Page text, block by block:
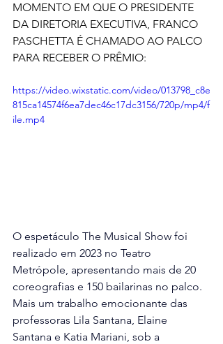
MOMENTO EM QUE O PRESIDENTE
DA DIRETORIA EXECUTIVA, FRANCO
PASCHETTA É CHAMADO AO PALCO
PARA RECEBER O PRÊMIO:
https://video.wixstatic.com/video/013798_c8e
815ca14574f6ea7dec46c17dc3156/720p/mp4/f
ile.mp4
O espetáculo The Musical Show foi
realizado em 2023 no Teatro
Metrópole, apresentando mais de 20
coreografias e 150 bailarinas no palco.
Mais um trabalho emocionante das
professoras Lila Santana, Elaine
Santana e Katia Mariani, sob a